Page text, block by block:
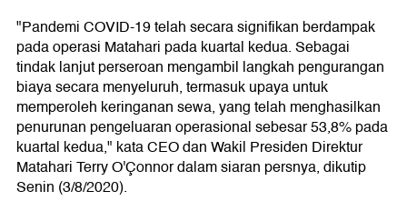
"Pandemi COVID-19 telah secara signifikan berdampak
pada operasi Matahari pada kuartal kedua. Sebagai
tindak lanjut perseroan mengambil langkah pengurangan
biaya secara menyeluruh, termasuk upaya untuk
memperoleh keringanan sewa, yang telah menghasilkan
penurunan pengeluaran operasional sebesar 53,8% pada
kuartal kedua," kata CEO dan Wakil Presiden Direktur
Matahari Terry O'Çonnor dalam siaran persnya, dikutip
Senin (3/8/2020).